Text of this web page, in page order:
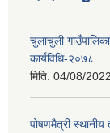
चुलाचुली
कार्यविधि-२०७८
मिति: 04/08/
पोषणमैत्री स्थानीय